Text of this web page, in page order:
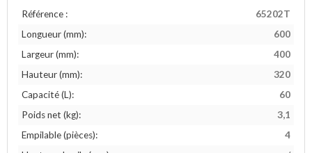
Référence :
65202T
Longueur (mm):
600
Largeur (mm):
400
Hauteur (mm):
320
Capacité (L):
60
Poids net (kg):
3,1
Empilable (pièces):
4